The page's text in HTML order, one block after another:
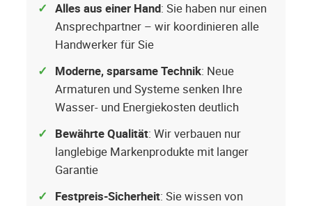
Alles aus einer Hand: Sie haben nur einen
Ansprechpartner – wir koordinieren alle
Handwerker für Sie
Moderne, sparsame Technik: Neue
Armaturen und Systeme senken Ihre
Wasser- und Energiekosten deutlich
Bewährte Qualität: Wir verbauen nur
langlebige Markenprodukte mit langer
Garantie
Festpreis-Sicherheit: Sie wissen von